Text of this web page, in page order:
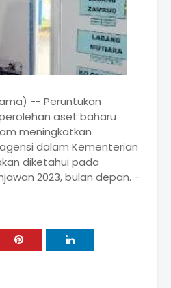
-- Peruntukan
aset baharu
meningkatkan
dalam Kementerian
diketahui pada
2023, bulan depan. -